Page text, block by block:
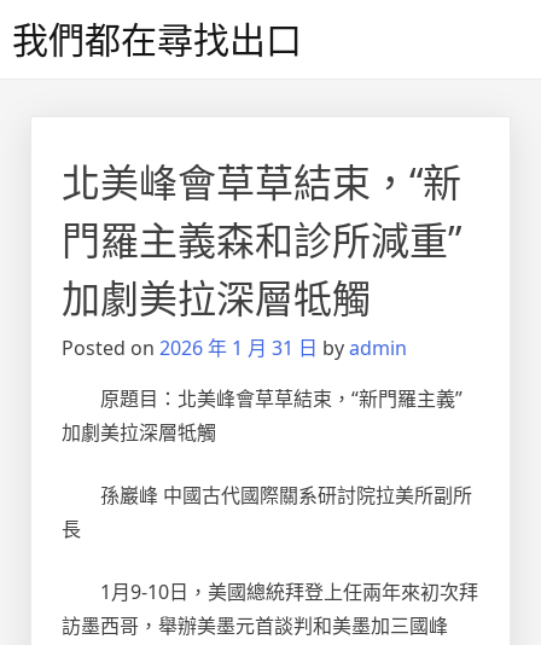
to我們都在尋找出口
北美峰會草草結束，“新
門羅主義森和診所減重”
加劇美拉深層牴觸
Posted on 2026 年 1 月 31 日 byadmin
原題目：北美峰會草草結束，“新門羅主義”
加劇美拉深層牴觸
孫巖峰 中國古代國際關系研討院拉美所副所
長
1月9-10日，美國總統拜登上任兩年來初次拜
訪墨西哥，舉辦美墨元首談判和美墨加三國峰